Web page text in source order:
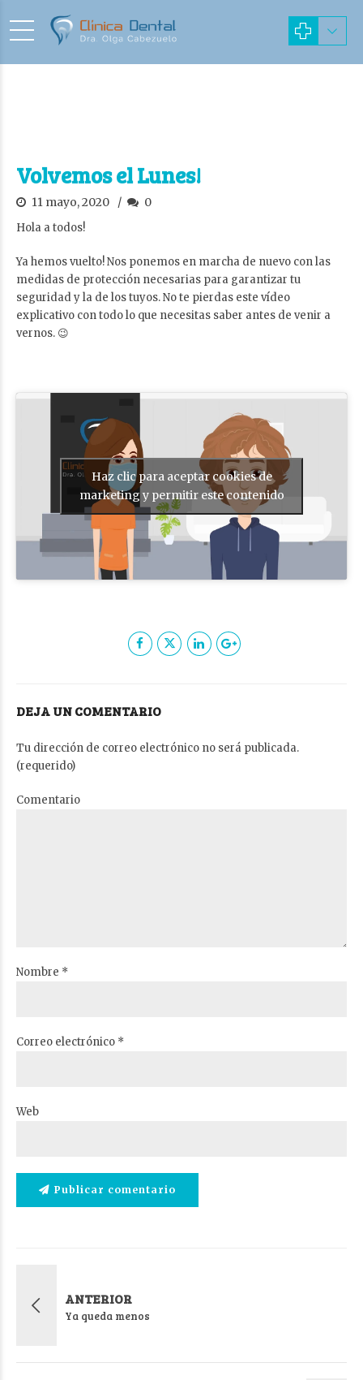
Volvemos el Lunes!
11 mayo, 2020 0
Hola a todos!
Ya hemos vuelto! Nos ponemos en marcha de nuevo con las
medidas de protección necesarias para garantizar tu
seguridad y la de los tuyos. No te pierdas este vídeo
explicativo con todo lo que necesitas saber antes de venir a
vernos. 😉
Haz clic para aceptar cookies de
marketing y permitir este contenido
DEJA UN COMENTARIO
Tu dirección de correo electrónico no será publicada.
(requerido)
Comentario
Nombre *
Correo electrónico *
Web
Publicar comentario
ANTERIOR
Ya queda menos